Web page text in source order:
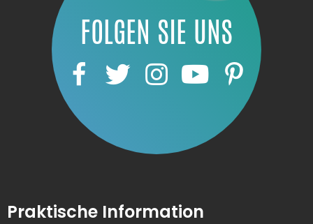
FOLGEN SIE UNS
Praktische Information